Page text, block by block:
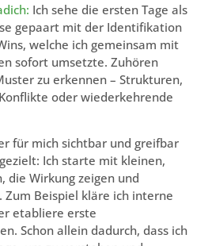
Ich sehe die ersten Tage als
gepaart mit der Identifikation
welche ich gemeinsam mit
sofort umsetzte. Zuhören
zu erkennen – Strukturen,
oder wiederkehrende
für mich sichtbar und greifbar
Ich starte mit kleinen,
die Wirkung zeigen und
Zum Beispiel kläre ich interne
etabliere erste
Schon allein dadurch, dass ich